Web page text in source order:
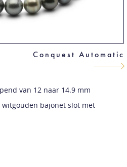
Conquest Automatic
van 12 naar 14.9 mm
bajonet slot met